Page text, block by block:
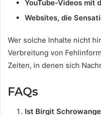
YouTube‑Videos mit
Websites, die
Wer solche Inhalte nicht
Verbreitung von
Zeiten, in denen sich
FAQs
Ist Birgit